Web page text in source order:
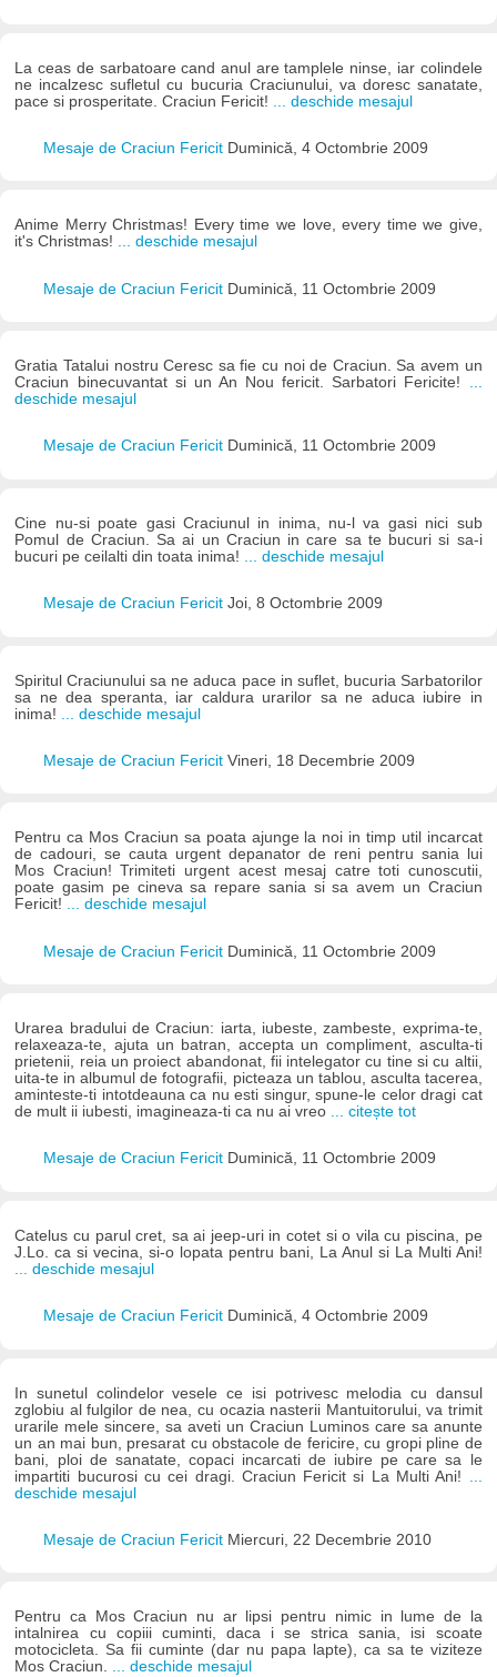
La ceas de sarbatoare cand anul are tamplele ninse, iar colindele
ne incalzesc sufletul cu bucuria Craciunului, va doresc sanatate,
pace si prosperitate. Craciun Fericit!
... deschide mesajul
Mesaje de Craciun Fericit Duminică, 4 Octombrie 2009
Anime Merry Christmas! Every time we love, every time we give,
it's Christmas! ... deschide mesajul
Mesaje de Craciun Fericit Duminică, 11 Octombrie 2009
Gratia Tatalui nostru Ceresc sa fie cu noi de Craciun. Sa avem un
Craciun binecuvantat si un An Nou fericit. Sarbatori Fericite! ...
deschide mesajul
Mesaje de Craciun Fericit Duminică, 11 Octombrie 2009
Cine nu-si poate gasi Craciunul in inima, nu-l va gasi nici sub
Pomul de Craciun. Sa ai un Craciun in care sa te bucuri si sa-i
bucuri pe ceilalti din toata inima!
... deschide mesajul
Mesaje de Craciun Fericit Joi, 8 Octombrie 2009
Spiritul Craciunului sa ne aduca pace in suflet, bucuria Sarbatorilor
sa ne dea speranta, iar caldura urarilor sa ne aduca iubire in
inima!
... deschide mesajul
Mesaje de Craciun Fericit Vineri, 18 Decembrie 2009
Pentru ca Mos Craciun sa poata ajunge la noi in timp util incarcat
de cadouri, se cauta urgent depanator de reni pentru sania lui
Mos Craciun! Trimiteti urgent acest mesaj catre toti cunoscutii,
poate gasim pe cineva sa repare sania si sa avem un Craciun
Fericit! ... deschide mesajul
Mesaje de Craciun Fericit Duminică, 11 Octombrie 2009
Urarea bradului de Craciun: iarta, iubeste, zambeste, exprima-te,
relaxeaza-te, ajuta un batran, accepta un compliment, asculta-ti
prietenii, reia un proiect abandonat, fii intelegator cu tine si cu altii,
uita-te in albumul de fotografii, picteaza un tablou, asculta tacerea,
aminteste-ti intotdeauna ca nu esti singur, spune-le celor dragi cat
de mult ii iubesti, imagineaza-ti ca nu ai vreo ... citește tot
Mesaje de Craciun Fericit Duminică, 11 Octombrie 2009
Catelus cu parul cret, sa ai jeep-uri in cotet si o vila cu piscina, pe
J.Lo. ca si vecina, si-o lopata pentru bani, La Anul si La Multi Ani!
... deschide mesajul
Mesaje de Craciun Fericit Duminică, 4 Octombrie 2009
In sunetul colindelor vesele ce isi potrivesc melodia cu dansul
zglobiu al fulgilor de nea, cu ocazia nasterii Mantuitorului, va trimit
urarile mele sincere, sa aveti un Craciun Luminos care sa anunte
un an mai bun, presarat cu obstacole de fericire, cu gropi pline de
bani, ploi de sanatate, copaci incarcati de iubire pe care sa le
impartiti bucurosi cu cei dragi. Craciun Fericit si La Multi Ani!
deschide mesajul
Mesaje de Craciun Fericit Miercuri, 22 Decembrie 2010
Pentru ca Mos Craciun nu ar lipsi pentru nimic in lume de la
intalnirea cu copiii cuminti, daca i se strica sania, isi scoate
motocicleta. Sa fii cuminte (dar nu papa lapte), ca sa te viziteze
Mos Craciun. ... deschide mesajul